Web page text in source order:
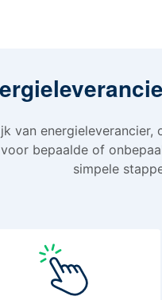
van
bepaalde of
simpele